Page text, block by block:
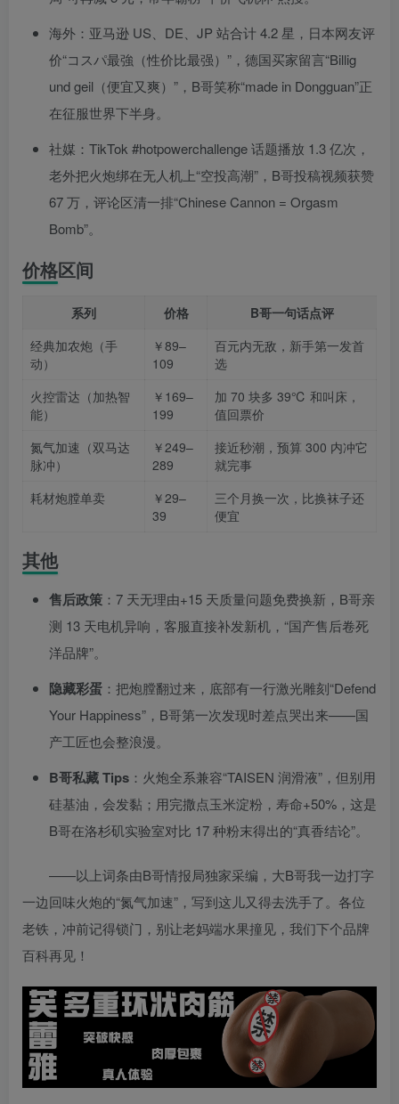
海外：亚马逊 US、DE、JP 站合计 4.2 星，日本网友评
价“コスパ最強（性价比最强）”，德国买家留言“Billig
und geil（便宜又爽）”，B哥笑称“made in Dongguan”正
在征服世界下半身。
社媒：TikTok #hotpowerchallenge 话题播放 1.3 亿次，
老外把火炮绑在无人机上“空投高潮”，B哥投稿视频获赞
67 万，评论区清一排“Chinese Cannon = Orgasm
Bomb”。
价格区间
系列 价格
B哥一句话点评
经典加农炮（手
动）
￥89–
109
百元内无敌，新手第一发首
选
火控雷达（加热智
能）
￥169–
199
加 70 块多 39℃ 和叫床，
值回票价
氮气加速（双马达
脉冲）
￥249–
289
接近秒潮，预算 300 内冲它
就完事
耗材炮膛单卖
￥29–
39
三个月换一次，比换袜子还
便宜
其他
售后政策 ：7 天无理由+15 天质量问题免费换新，B哥亲
测 13 天电机异响，客服直接补发新机，“国产售后卷死
洋品牌”。
隐藏彩蛋 ：把炮膛翻过来，底部有一行激光雕刻“Defend
Your Happiness”，B哥第一次发现时差点哭出来——国
产工匠也会整浪漫。
B哥私藏 Tips ：火炮全系兼容“TAISEN 润滑液”，但别用
硅基油，会发黏；用完撒点玉米淀粉，寿命+50%，这是
B哥在洛杉矶实验室对比 17 种粉末得出的“真香结论”。
——以上词条由B哥情报局独家采编，大B哥我一边打字
一边回味火炮的“氮气加速”，写到这儿又得去洗手了。各位
老铁，冲前记得锁门，别让老妈端水果撞见，我们下个品牌
百科再见！